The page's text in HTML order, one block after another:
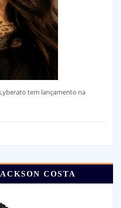
tem lançamento na
COSTA